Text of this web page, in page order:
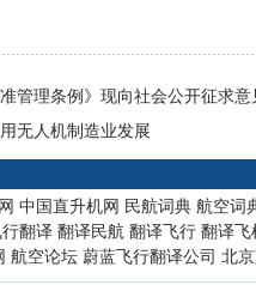
管理条例》现向社会公开征求意
无人机制造业发展
中国直升机网 民航词典 航空词
翻译 翻译民航 翻译飞行 翻译飞
航空论坛 蔚蓝飞行翻译公司 北